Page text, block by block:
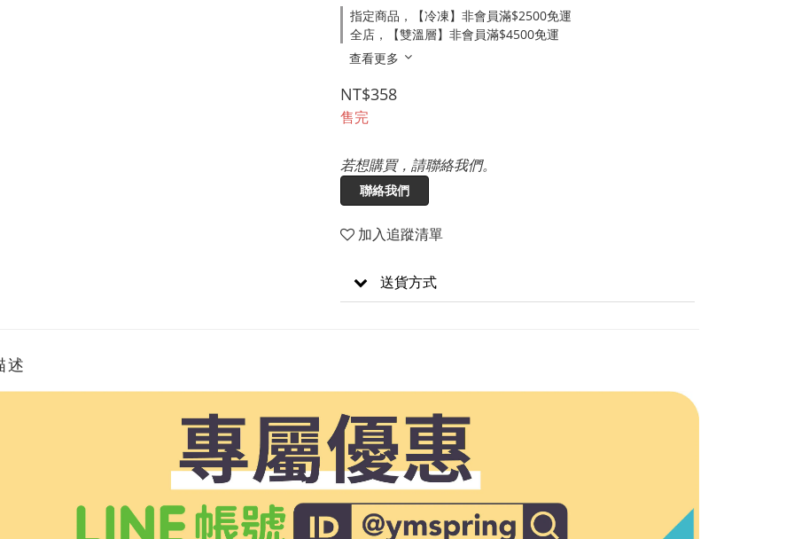
指定商品，【冷凍】非會員滿$2500免運
全店，【雙溫層】非會員滿$4500免運
查看更多
NT$358
售完
若想購買，請聯絡我們。
聯絡我們
加入追蹤清單
送貨方式
述